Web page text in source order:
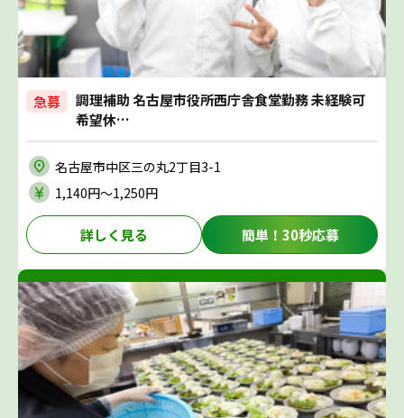
急募
調理補助 名古屋市役所西庁舎食堂勤務 未経験可
希望休…
名古屋市中区三の丸2丁目3-1
1,140円〜1,250円
詳しく見る 簡単！30秒応募